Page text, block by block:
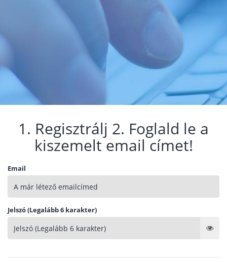
1. Regisztrálj 2. Foglald le a
kiszemelt email címet!
Email
Jelszó (Legalább 6 karakter)